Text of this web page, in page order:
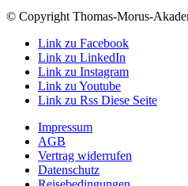
© Copyright Thomas-Morus-
Link zu Facebook
Link zu LinkedIn
Link zu Instagram
Link zu Youtube
Link zu Rss Diese Seite
Impressum
AGB
Vertrag widerrufen
Datenschutz